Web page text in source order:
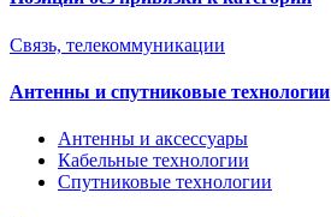
Связь, телекоммуникации
Антенны и спутниковые технологии
Антенны и аксессуары
Кабельные технологии
Спутниковые технологии